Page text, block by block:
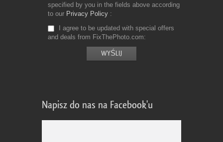
specified by you in the fields above according
to our Privacy Policy
I agree to be updated with special offers
and deals from FixThePhoto.com
Napisz do nas na Facebook'u